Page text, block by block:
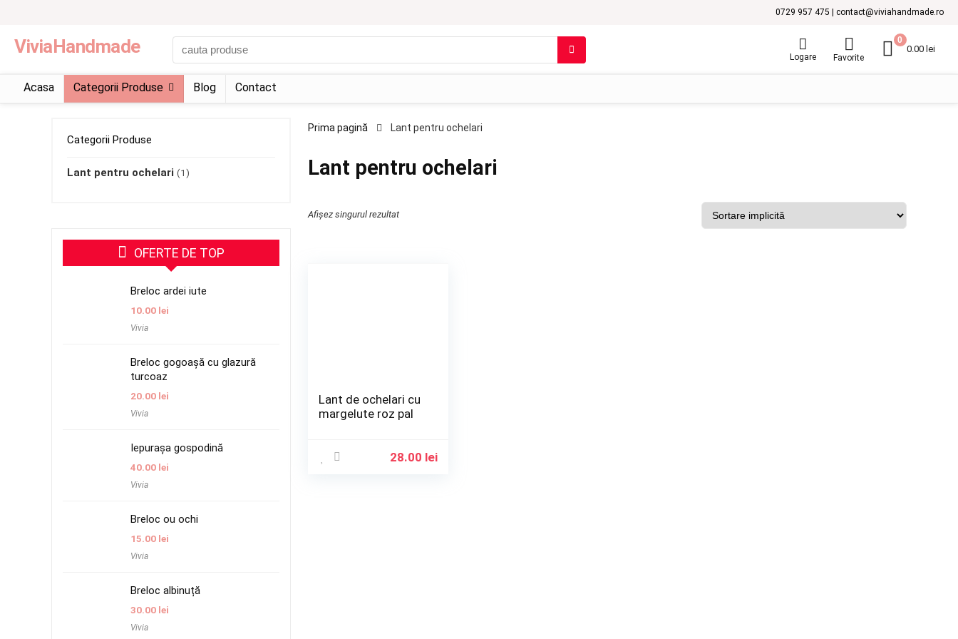
0729 957 475 | contact@viviahandmade.ro
ViviaHandmade
Logare Favorite
0
0.00 lei
Acasa Categorii Produse Blog Contact
Categorii Produse
Lant pentru ochelari (1)
OFERTE DE TOP
Breloc ardei iute
10.00 lei
Vivia
Breloc gogoașă cu glazură
turcoaz
20.00 lei
Vivia
Iepurașa gospodină
40.00 lei
Vivia
Breloc ou ochi
15.00 lei
Vivia
Breloc albinuță
30.00 lei
Vivia
Prima pagină Lant pentru ochelari
Lant pentru ochelari
Afișez singurul rezultat
Lant de ochelari cu
margelute roz pal
28.00 lei